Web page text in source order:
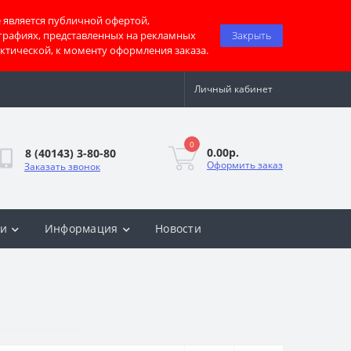
публичной офертой,
представленных на рекламных
к моменту оформления заказа.
Закрыть
Личный кабинет
8 (40143) 3-80-80
Заказать звонок
0
0.00р.
Оформить заказ
Информация Новости